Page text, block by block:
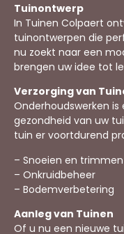
Tuinontwerp
In Tuinen Colpaert
tuinontwerpen die
nu zoekt naar een
brengen uw idee tot
Verzorging van
Onderhoudswerken
gezondheid van uw
tuin er voortdurend
– Snoeien en trimmen
– Onkruidbeheer
– Bodemverbetering
Aanleg van Tuinen
Of u nu een nieuwe